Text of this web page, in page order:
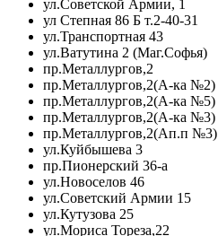
ул.Советской Армии, 1
ул Степная 86 Б т.2-40-31
ул.Транспортная 43
ул.Ватутина 2 (Маг.Софья)
пр.Металлургов,2
пр.Металлургов,2(А-ка №2)
пр.Металлургов,2(А-ка №5)
пр.Металлургов,2(А-ка №3)
пр.Металлургов,2(Ап.п №3)
ул.Куйбышева 3
пр.Пионерский 36-а
ул.Новоселов 46
ул.Советский Армии 15
ул.Кутузова 25
ул.Мориса Тореза,22